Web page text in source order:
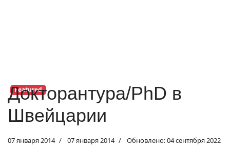
Featured
Докторантура/PhD в
Швейцарии
07 января 2014 07 января 2014 Обновлено: 04 сентября 2022